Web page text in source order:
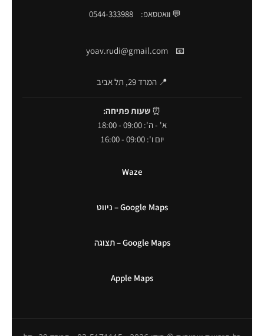
💬 וואטסאפ: 0544-333988
📧
yoav.rudi@gmail.com
📍 המרד 29, תל אביב
⏰ שעות פתיחה:
א' - ה': 09:00 - 18:00
יום ו': 09:00 - 16:00
Waze
Google Maps – ניווט
Google Maps – תצוגה
Apple Maps